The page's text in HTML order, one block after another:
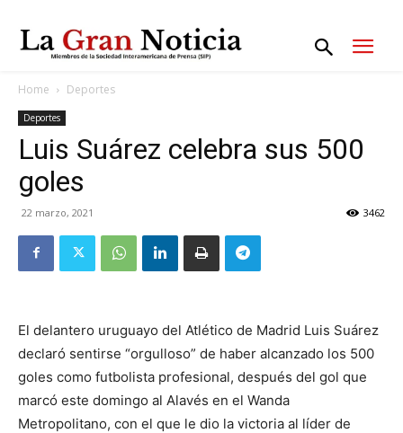
Home Deportes
Deportes
Luis Suárez celebra sus 500
goles
22 marzo, 2021 3462
El delantero uruguayo del Atlético de Madrid Luis Suárez
declaró sentirse “orgulloso” de haber alcanzado los 500
goles como futbolista profesional, después del gol que
marcó este domingo al Alavés en el Wanda
Metropolitano, con el que le dio la victoria al líder de